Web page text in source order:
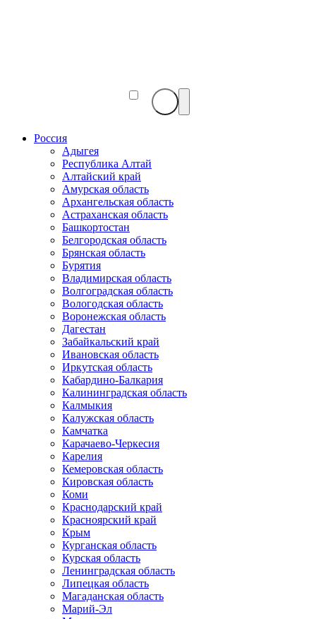
Россия
Адыгея
Республика Алтай
Алтайский край
Амурская область
Архангельская область
Астраханская область
Башкортостан
Белгородская область
Брянская область
Бурятия
Владимирская область
Волгоградская область
Вологодская область
Воронежская область
Дагестан
Забайкальский край
Ивановская область
Иркутская область
Кабардино-Балкария
Калининградская область
Калмыкия
Калужская область
Камчатка
Карачаево-Черкесия
Карелия
Кемеровская область
Кировская область
Коми
Краснодарский край
Красноярский край
Крым
Курганская область
Курская область
Ленинградская область
Липецкая область
Магаданская область
Марий-Эл